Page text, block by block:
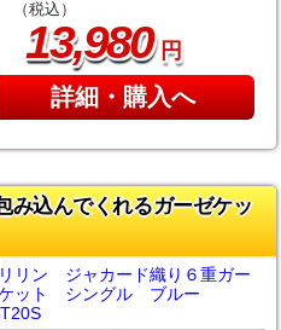
（税込）
13,980円
詳細・購入へ
み込んでくれるガーゼケッ
リン ジャカード織り６重ガー
ット シングル ブルー